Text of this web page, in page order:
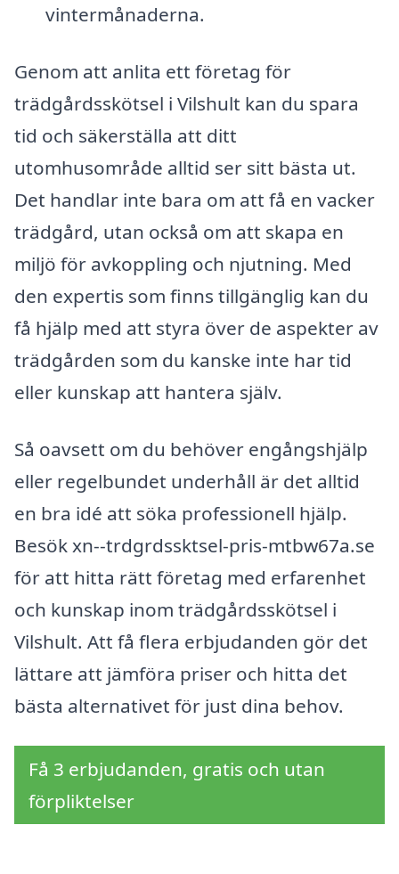
vintermånaderna.
Genom att anlita ett företag för
trädgårdsskötsel i Vilshult kan du spara
tid och säkerställa att ditt
utomhusområde alltid ser sitt bästa ut.
Det handlar inte bara om att få en vacker
trädgård, utan också om att skapa en
miljö för avkoppling och njutning. Med
den expertis som finns tillgänglig kan du
få hjälp med att styra över de aspekter av
trädgården som du kanske inte har tid
eller kunskap att hantera själv.
Så oavsett om du behöver engångshjälp
eller regelbundet underhåll är det alltid
en bra idé att söka professionell hjälp.
Besök xn--trdgrdssktsel-pris-mtbw67a.se
för att hitta rätt företag med erfarenhet
och kunskap inom trädgårdsskötsel i
Vilshult. Att få flera erbjudanden gör det
lättare att jämföra priser och hitta det
bästa alternativet för just dina behov.
Få 3 erbjudanden, gratis och utan
förpliktelser